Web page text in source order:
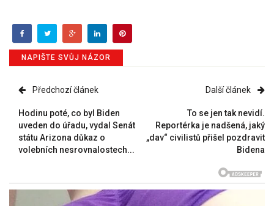
NAPIŠTE SVŮJ NÁZOR
Předchozí článek
Hodinu poté, co byl Biden
uveden do úřadu, vydal Senát
státu Arizona důkaz o
volebních nesrovnalostech...
Další článek
To se jen tak nevidí.
Reportérka je nadšená, jaký
„dav“ civilistů přišel pozdravit
Bidena